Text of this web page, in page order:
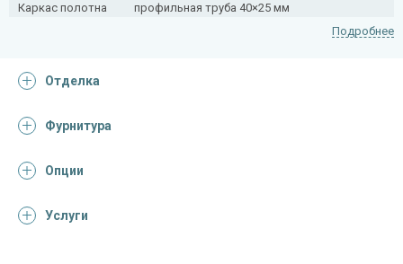
Каркас полотна профильная труба 40×25 мм
Притворная
Ребра жесткости
Подробнее
Отделка
Фурнитура
Опции
Услуги